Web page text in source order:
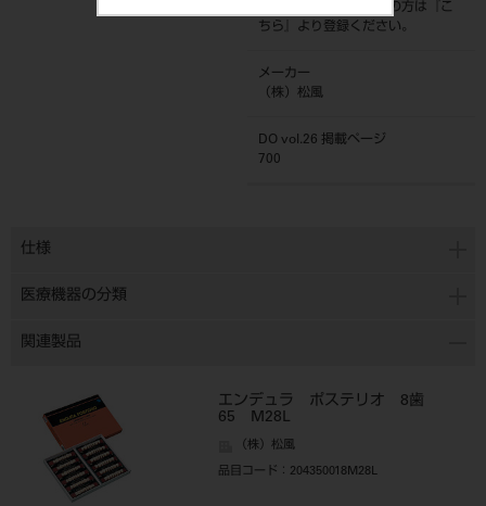
ネット会員登録がまだの方は『
こ
ちら
』より登録ください。
メーカー
（株）松風
DO vol.26 掲載ページ
700
仕様
医療機器の分類
関連製品
エンデュラ ポステリオ 8歯
65 M28L
（株）松風
品目コード ：204350018M28L